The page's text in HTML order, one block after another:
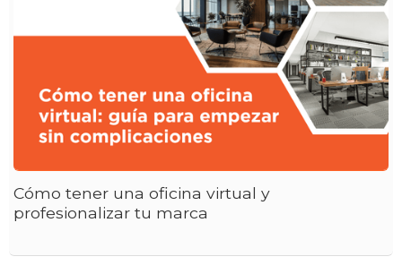
Cómo tener una oficina virtual y
profesionalizar tu marca